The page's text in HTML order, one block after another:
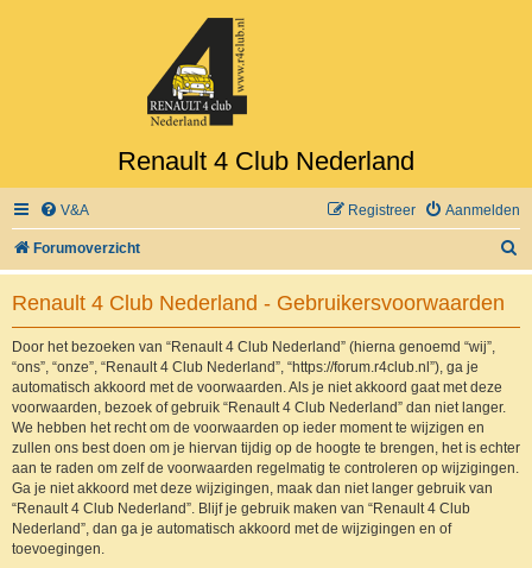
Renault 4 Club Nederland
V&A Aanmelden
Registreer
Forumoverzicht
o
Renault 4 Club Nederland - Gebruikersvoorwaarden
Door het bezoeken van “Renault 4 Club Nederland” (hierna genoemd “wij”,
“ons”, “onze”, “Renault 4 Club Nederland”, “https://forum.r4club.nl”), ga je
automatisch akkoord met de voorwaarden. Als je niet akkoord gaat met deze
voorwaarden, bezoek of gebruik “Renault 4 Club Nederland” dan niet langer.
We hebben het recht om de voorwaarden op ieder moment te wijzigen en
zullen ons best doen om je hiervan tijdig op de hoogte te brengen, het is echter
aan te raden om zelf de voorwaarden regelmatig te controleren op wijzigingen.
Ga je niet akkoord met deze wijzigingen, maak dan niet langer gebruik van
“Renault 4 Club Nederland”. Blijf je gebruik maken van “Renault 4 Club
Nederland”, dan ga je automatisch akkoord met de wijzigingen en of
toevoegingen.